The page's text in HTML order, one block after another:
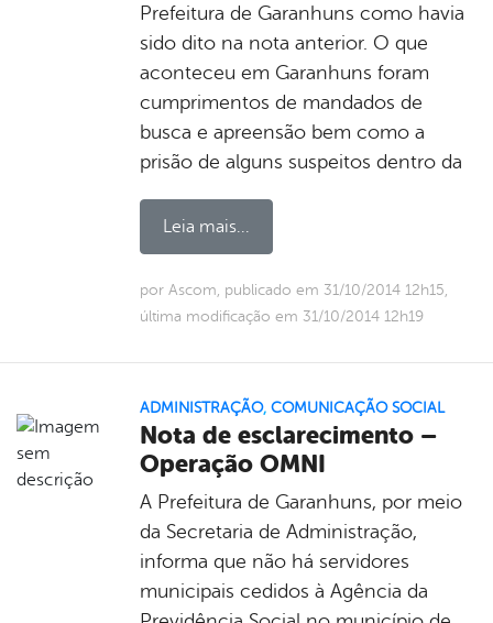
Prefeitura de Garanhuns como havia
sido dito na nota anterior. O que
aconteceu em Garanhuns foram
cumprimentos de mandados de
busca e apreensão bem como a
prisão de alguns suspeitos dentro da
Leia mais...
por Ascom, publicado em 31/10/2014 12h15,
última modificação em 31/10/2014 12h19
ADMINISTRAÇÃO, COMUNICAÇÃO SOCIAL
Nota de esclarecimento –
Operação OMNI
A Prefeitura de Garanhuns, por meio
da Secretaria de Administração,
informa que não há servidores
municipais cedidos à Agência da